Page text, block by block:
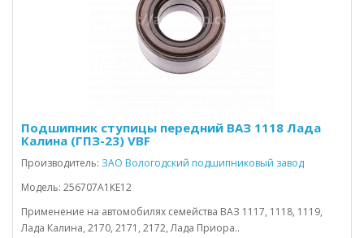
Подшипник ступицы передний ВАЗ 1118 Лада
Калина (ГПЗ-23) VBF
Производитель: ЗАО Вологодский подшипниковый завод
Модель: 256707А1КЕ12
Применение на автомобилях семейства ВАЗ 1117, 1118, 1119,
Лада Калина, 2170, 2171, 2172, Лада Приора..